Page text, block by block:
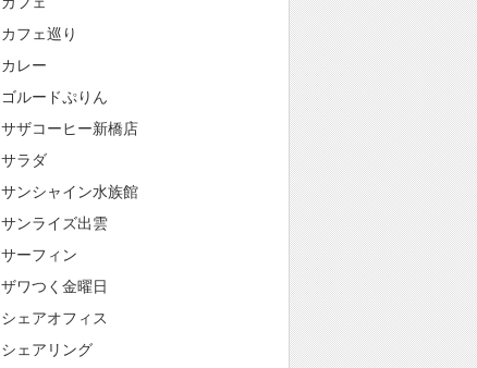
カフェ巡り
カレー
ゴルードぷりん
サザコーヒー新橋店
サラダ
サンシャイン水族館
サンライズ出雲
サーフィン
ザワつく金曜日
シェアオフィス
シェアリング